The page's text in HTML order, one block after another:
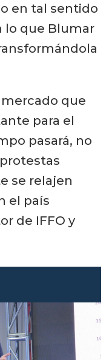
en tal sentido
lo que Blumar
mercado que
para el
pasará, no
se relajen
el país
de IFFO y